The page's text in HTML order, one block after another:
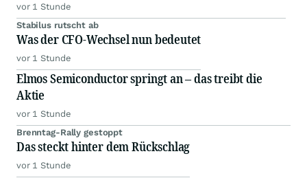
vor 1 Stunde
Stabilus rutscht ab
Was der CFO-Wechsel nun bedeutet
vor 1 Stunde
Elmos Semiconductor springt an – das treibt die
Aktie
vor 1 Stunde
Brenntag-Rally gestoppt
Das steckt hinter dem Rückschlag
vor 1 Stunde